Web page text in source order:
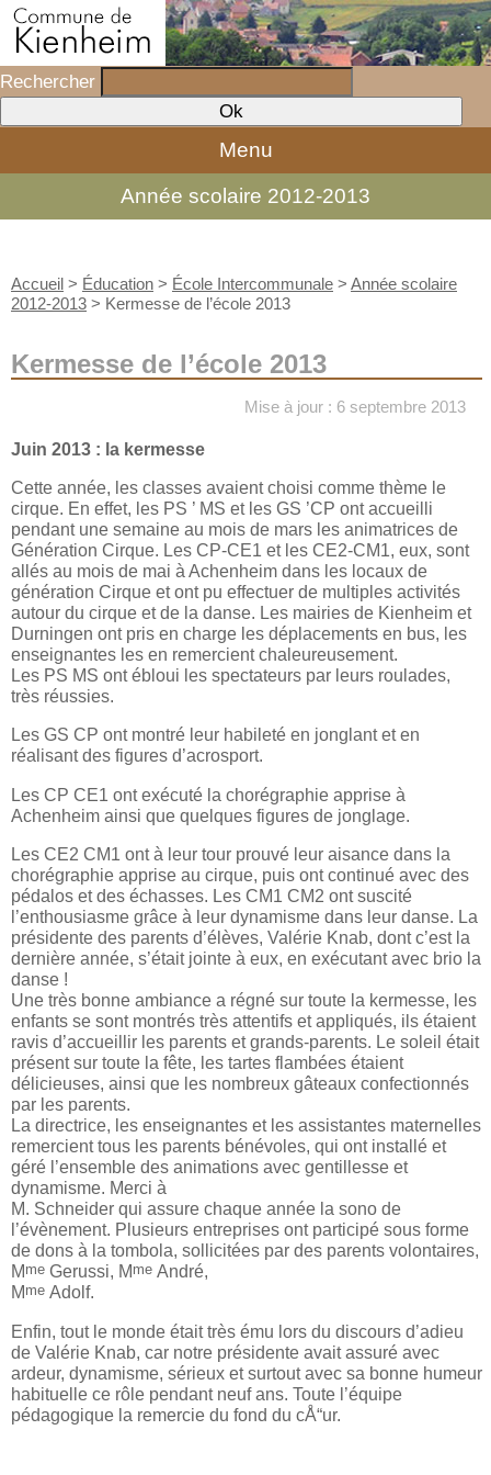
Rechercher
Menu
Année scolaire 2012-2013
Accueil > Éducation > École Intercommunale > Année scolaire
2012-2013 > Kermesse de l’école 2013
Kermesse de l’école 2013
Mise à jour : 6 septembre 2013
Juin 2013 : la kermesse
Cette année, les classes avaient choisi comme thème le
cirque. En effet, les PS ’ MS et les GS ’CP ont accueilli
pendant une semaine au mois de mars les animatrices de
Génération Cirque. Les CP-CE1 et les CE2-CM1, eux, sont
allés au mois de mai à Achenheim dans les locaux de
génération Cirque et ont pu effectuer de multiples activités
autour du cirque et de la danse. Les mairies de Kienheim et
Durningen ont pris en charge les déplacements en bus, les
enseignantes les en remercient chaleureusement.
Les PS MS ont ébloui les spectateurs par leurs roulades,
très réussies.
Les GS CP ont montré leur habileté en jonglant et en
réalisant des figures d’acrosport.
Les CP CE1 ont exécuté la chorégraphie apprise à
Achenheim ainsi que quelques figures de jonglage.
Les CE2 CM1 ont à leur tour prouvé leur aisance dans la
chorégraphie apprise au cirque, puis ont continué avec des
pédalos et des échasses. Les CM1 CM2 ont suscité
l’enthousiasme grâce à leur dynamisme dans leur danse. La
présidente des parents d’élèves, Valérie Knab, dont c’est la
dernière année, s’était jointe à eux, en exécutant avec brio la
danse !
Une très bonne ambiance a régné sur toute la kermesse, les
enfants se sont montrés très attentifs et appliqués, ils étaient
ravis d’accueillir les parents et grands-parents. Le soleil était
présent sur toute la fête, les tartes flambées étaient
délicieuses, ainsi que les nombreux gâteaux confectionnés
par les parents.
La directrice, les enseignantes et les assistantes maternelles
remercient tous les parents bénévoles, qui ont installé et
géré l’ensemble des animations avec gentillesse et
dynamisme. Merci à
M. Schneider qui assure chaque année la sono de
l’évènement. Plusieurs entreprises ont participé sous forme
de dons à la tombola, sollicitées par des parents volontaires,
M me Gerussi, M me André,
M me Adolf.
Enfin, tout le monde était très ému lors du discours d’adieu
de Valérie Knab, car notre présidente avait assuré avec
ardeur, dynamisme, sérieux et surtout avec sa bonne humeur
habituelle ce rôle pendant neuf ans. Toute l’équipe
pédagogique la remercie du fond du cÅ“ur.